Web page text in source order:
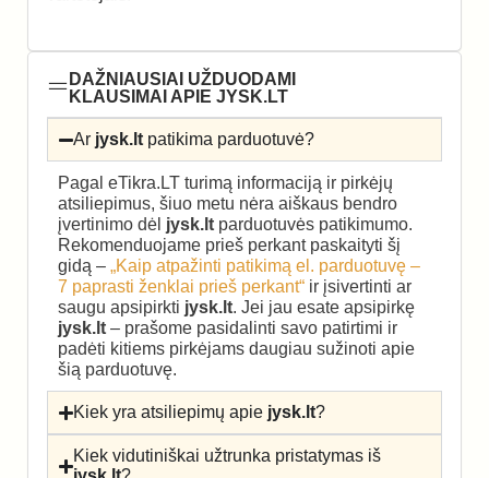
DAŽNIAUSIAI UŽDUODAMI
KLAUSIMAI APIE JYSK.LT
Ar jysk.lt patikima parduotuvė?
Pagal eTikra.LT turimą informaciją ir pirkėjų
atsiliepimus, šiuo metu nėra aiškaus bendro
įvertinimo dėl jysk.lt parduotuvės patikimumo.
Rekomenduojame prieš perkant paskaityti šį
gidą – „Kaip atpažinti patikimą el. parduotuvę –
7 paprasti ženklai prieš perkant“ ir įsivertinti ar
saugu apsipirkti jysk.lt. Jei jau esate apsipirkę
jysk.lt – prašome pasidalinti savo patirtimi ir
padėti kitiems pirkėjams daugiau sužinoti apie
šią parduotuvę.
Kiek yra atsiliepimų apie jysk.lt?
Kiek vidutiniškai užtrunka pristatymas iš